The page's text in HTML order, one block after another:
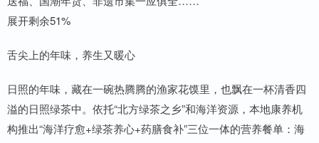
展开剩余51%
舌尖上的年味，养生又暖心
日照的年味，藏在一碗热腾腾的渔家花馍里，也飘在一杯清香四
溢的日照绿茶中。依托“北方绿茶之乡”和海洋资源，本地康养机
构推出“海洋疗愈+绿茶养心+药膳食补”三位一体的营养餐单：海